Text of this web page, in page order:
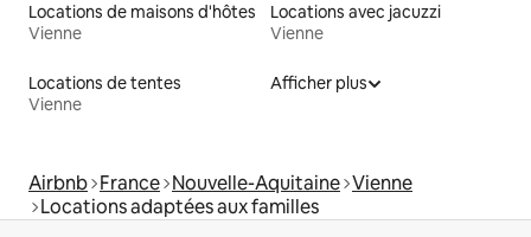
Locations de maisons d'hôtes
Vienne
Locations avec jacuzzi
Vienne
Locations de tentes
Vienne
Afficher plus
Airbnb France Nouvelle-Aquitaine Vienne
Locations adaptées aux familles